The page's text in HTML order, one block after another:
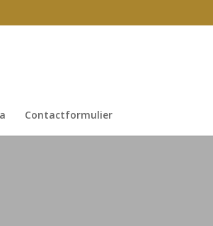
Contactformulier